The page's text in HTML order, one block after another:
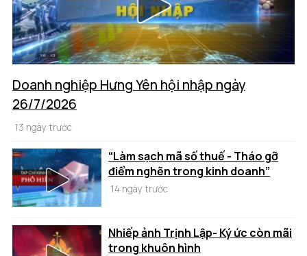
Doanh nghiệp Hưng Yên hội nhập ngày
26/7/2026
13 ngày trước
“Làm sạch mã số thuế - Tháo gỡ
điểm nghẽn trong kinh doanh”
14 ngày trước
Nhiếp ảnh Trịnh Lập- Ký ức còn mãi
trong khuôn hình